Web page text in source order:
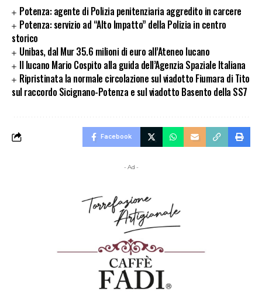
Potenza: agente di Polizia penitenziaria aggredito in carcere
Potenza: servizio ad “Alto Impatto” della Polizia in centro
storico
Unibas, dal Mur 35.6 milioni di euro all’Ateneo lucano
Il lucano Mario Cospito alla guida dell’Agenzia Spaziale Italiana
Ripristinata la normale circolazione sul viadotto Fiumara di Tito
sul raccordo Sicignano-Potenza e sul viadotto Basento della SS7
Facebook
- Ad -